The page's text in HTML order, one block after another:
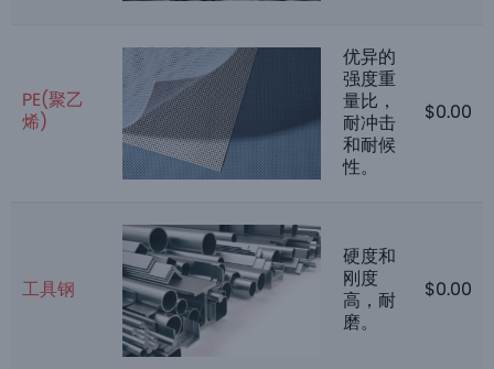
PE(聚乙
烯)
优异的
强度重
量比，
耐冲击
和耐候
性。
$0.00
工具钢
硬度和
刚度
高，耐
磨。
$0.00